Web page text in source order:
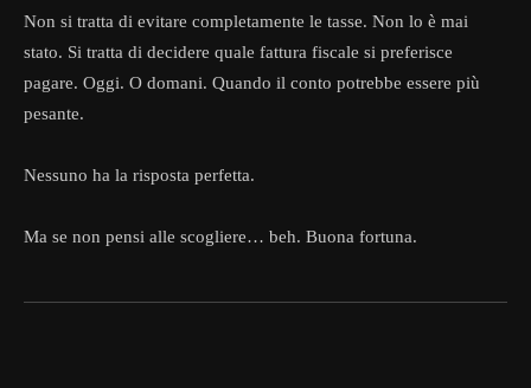
Non si tratta di evitare completamente le tasse. Non lo è mai
stato. Si tratta di decidere quale fattura fiscale si preferisce
pagare. Oggi. O domani. Quando il conto potrebbe essere più
pesante.
Nessuno ha la risposta perfetta.
Ma se non pensi alle scogliere… beh. Buona fortuna.